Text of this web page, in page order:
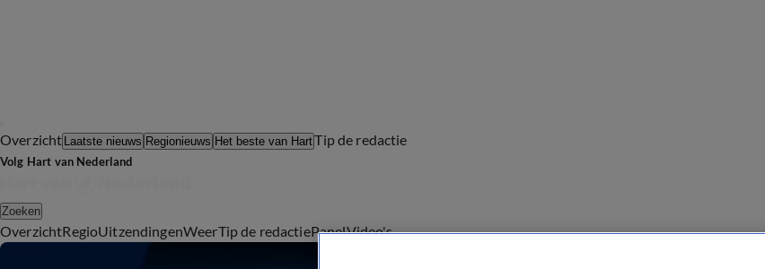
Overzicht Laatste nieuws Regionieuws Het beste van HartTip de redactie
Volg Hart van Nederland
Zoeken
OverzichtRegioUitzendingenWeerTip de redactiePanelVideo's